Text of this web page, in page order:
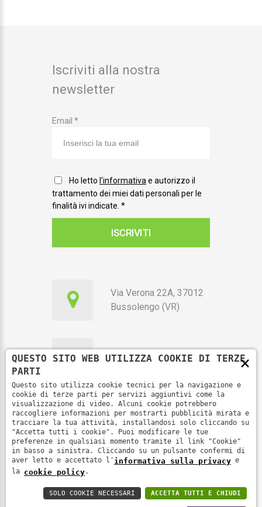
Iscriviti alla nostra
newsletter
Email *
Ho letto l'informativae autorizzo il
trattamento dei miei dati personali per le
finalità ivi indicate. *
ISCRIVITI
Via Verona 22A, 37012
Bussolengo (VR)
351 7010115
segreteria@fenoop.it
Fenoop ©2026.Informativa sulla privacy
×
QUESTO SITO WEB UTILIZZA COOKIE DI TERZE
PARTI
Questo sito utilizza cookie tecnici per la navigazione e
cookie di terze parti per servizi aggiuntivi come la
visualizzazione di video. Alcuni cookie potrebbero
raccogliere informazioni per mostrarti pubblicità mirata e
tracciare la tua attività, installandosi solo cliccando su
"Accetta tutti i cookie". Puoi modificare le tue
preferenze in qualsiasi momento tramite il link "Cookie"
in basso a sinistra. Cliccando su un pulsante confermi di
aver letto e accettato l' informativa sulla privacy e
la cookie policy.
ACCETTA TUTTI E CHIUDI
SOLO COOKIE NECESSARI